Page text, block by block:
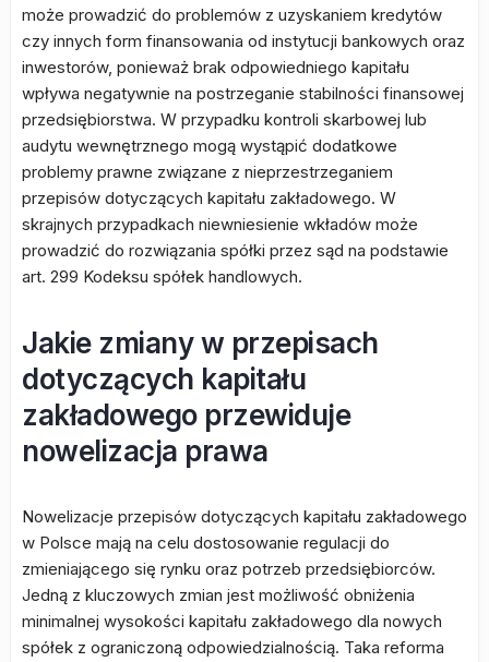
może prowadzić do problemów z uzyskaniem kredytów
czy innych form finansowania od instytucji bankowych oraz
inwestorów, ponieważ brak odpowiedniego kapitału
wpływa negatywnie na postrzeganie stabilności finansowej
przedsiębiorstwa. W przypadku kontroli skarbowej lub
audytu wewnętrznego mogą wystąpić dodatkowe
problemy prawne związane z nieprzestrzeganiem
przepisów dotyczących kapitału zakładowego. W
skrajnych przypadkach niewniesienie wkładów może
prowadzić do rozwiązania spółki przez sąd na podstawie
art. 299 Kodeksu spółek handlowych.
Jakie zmiany w przepisach
dotyczących kapitału
zakładowego przewiduje
nowelizacja prawa
Nowelizacje przepisów dotyczących kapitału zakładowego
w Polsce mają na celu dostosowanie regulacji do
zmieniającego się rynku oraz potrzeb przedsiębiorców.
Jedną z kluczowych zmian jest możliwość obniżenia
minimalnej wysokości kapitału zakładowego dla nowych
spółek z ograniczoną odpowiedzialnością. Taka reforma